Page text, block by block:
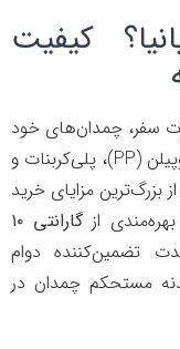
کیفیت
چمدان‌های خود
را با استفاده از متریال درجه‌یک مانند پلی‌پروپیلن (PP)، پلی‌کربنات و
مزایای خرید
از
گارانتی ۱۰
دوام
چمدان در